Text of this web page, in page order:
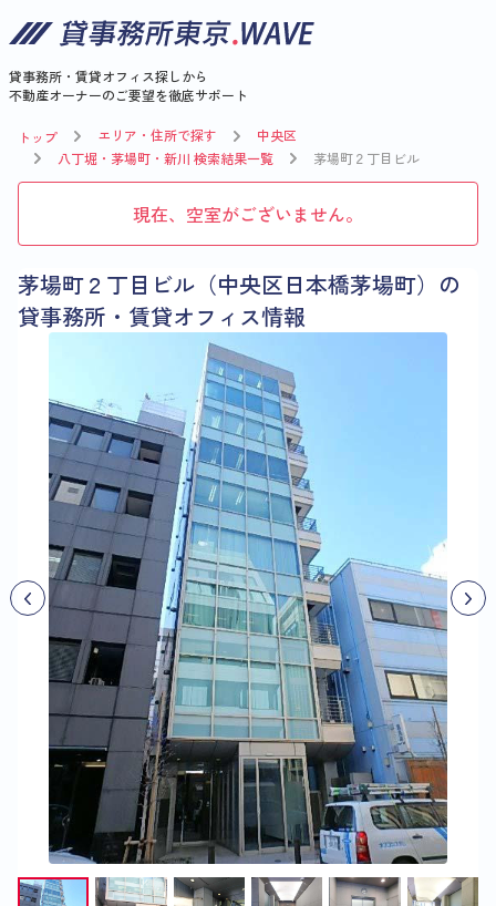
貸事務所・賃貸オフィス探しから
不動産オーナーのご要望を徹底サポート
トップ エリア・住所で探す
中央区
八丁堀・茅場町・新川 検索結果一覧
茅場町２丁目ビル
現在、空室がございません。
茅場町２丁目ビル（中央区日本橋茅場町）の
貸事務所・賃貸オフィス情報